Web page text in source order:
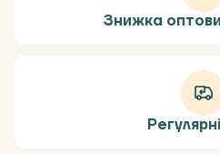
Знижка